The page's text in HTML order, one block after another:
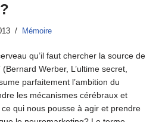
Mémoire
qu’il faut chercher la source de
Werber, L’ultime secret,
parfaitement l’ambition du
les mécanismes cérébraux et
ce qui nous pousse à agir et prendre